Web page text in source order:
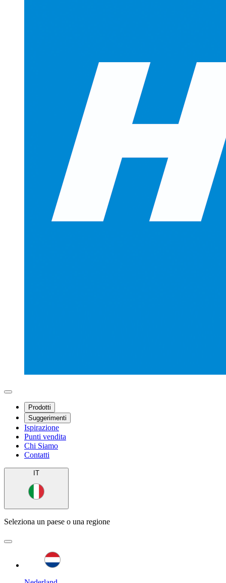
Prodotti
Suggerimenti
Ispirazione
Punti vendita
Chi Siamo
Contatti
IT
Seleziona un paese o una regione